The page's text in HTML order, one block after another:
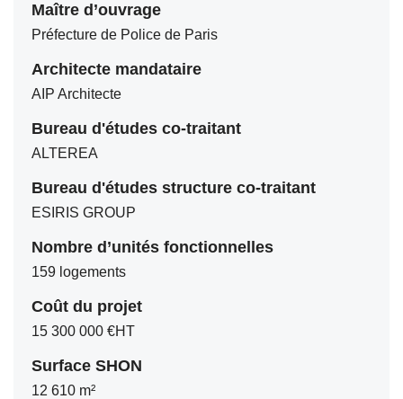
Maître d’ouvrage
Préfecture de Police de Paris
Architecte mandataire
AIP Architecte
Bureau d'études co-traitant
ALTEREA
Bureau d'études structure co-traitant
ESIRIS GROUP
Nombre d’unités fonctionnelles
159 logements
Coût du projet
15 300 000 €HT
Surface SHON
12 610 m²